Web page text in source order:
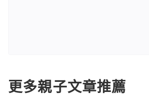
更多親子文章推薦